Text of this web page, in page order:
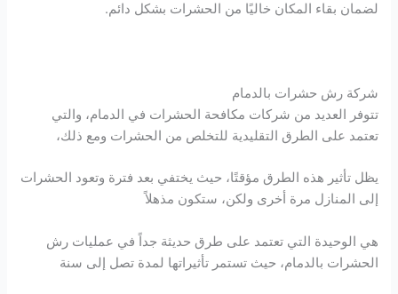
لضمان بقاء المكان خاليًا من الحشرات بشكل دائم.
شركة رش حشرات بالدمام
تتوفر العديد من شركات مكافحة الحشرات في الدمام، والتي
تعتمد على الطرق التقليدية للتخلص من الحشرات ومع ذلك،
يظل تأثير هذه الطرق مؤقتًا، حيث يختفي بعد فترة وتعود الحشرات
إلى المنازل مرة أخرى ولكن، ستكون مذهلاً
هي الوحيدة التي تعتمد على طرق حديثة جداً في عمليات رش
الحشرات بالدمام، حيث تستمر تأثيراتها لمدة تصل إلى سنة